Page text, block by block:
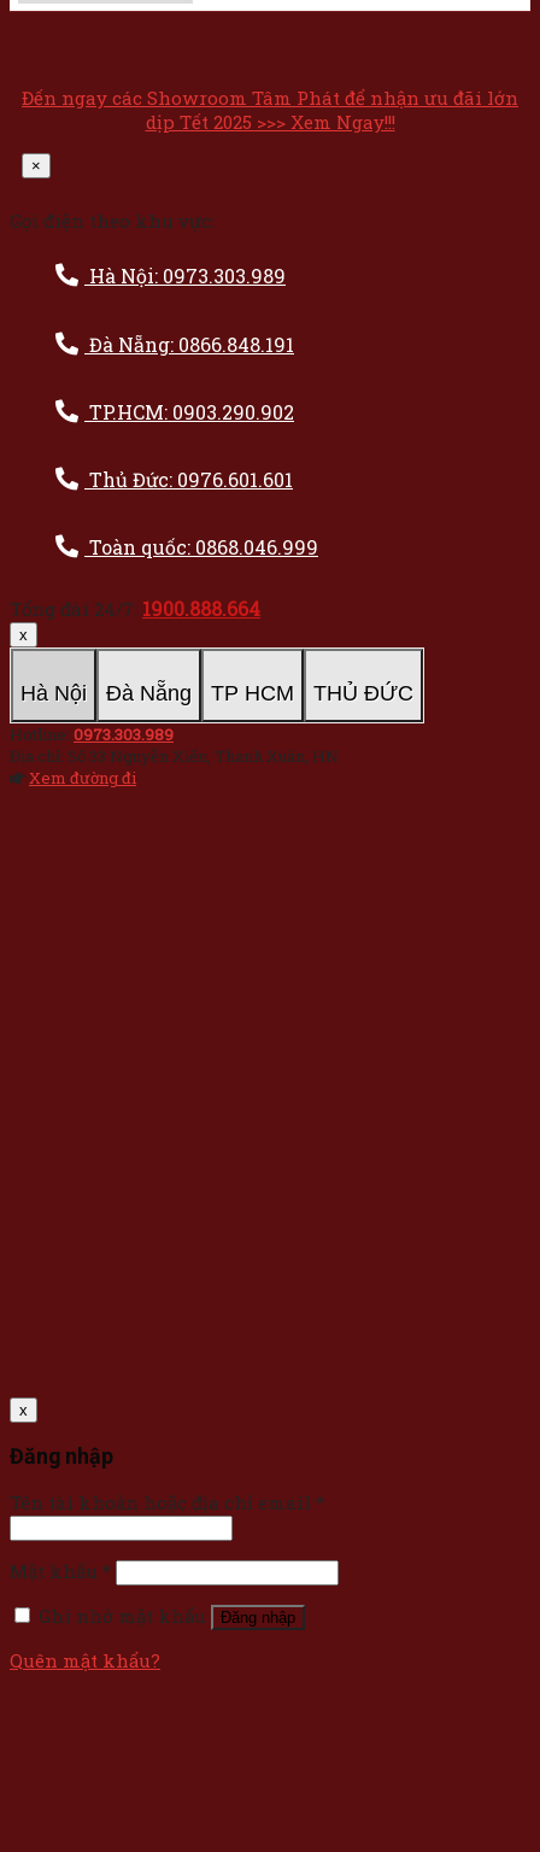
Đến ngay các Showroom Tâm Phát để nhận ưu đãi lớn
dịp Tết 2025 >>> Xem Ngay!!!
×
Gọi điện theo khu vực:
Hà Nội: 0973.303.989
Đà Nẵng: 0866.848.191
TP.HCM: 0903.290.902
Thủ Đức: 0976.601.601
Toàn quốc: 0868.046.999
Tổng đài 24/7: 1900.888.664
x
Hà Nội Đà Nẵng TP HCM THỦ ĐỨC
Hotline: 0973.303.989
Địa chỉ: Số 33 Nguyễn Xiển, Thanh Xuân, HN
Xem đường đi
x
Đăng nhập
Tên tài khoản hoặc địa chỉ email *
Mật khẩu *
Ghi nhớ mật khẩu
Đăng nhập
Quên mật khẩu?